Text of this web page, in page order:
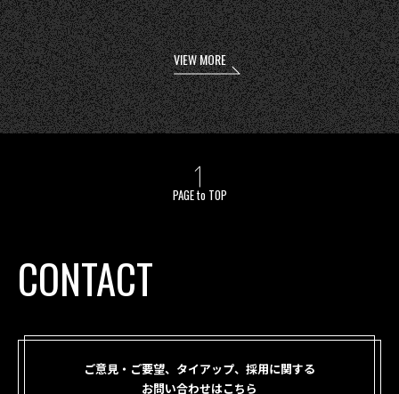
VIEW MORE
PAGE to TOP
CONTACT
ご意見・ご要望、タイアップ、採用に関する
お問い合わせはこちら